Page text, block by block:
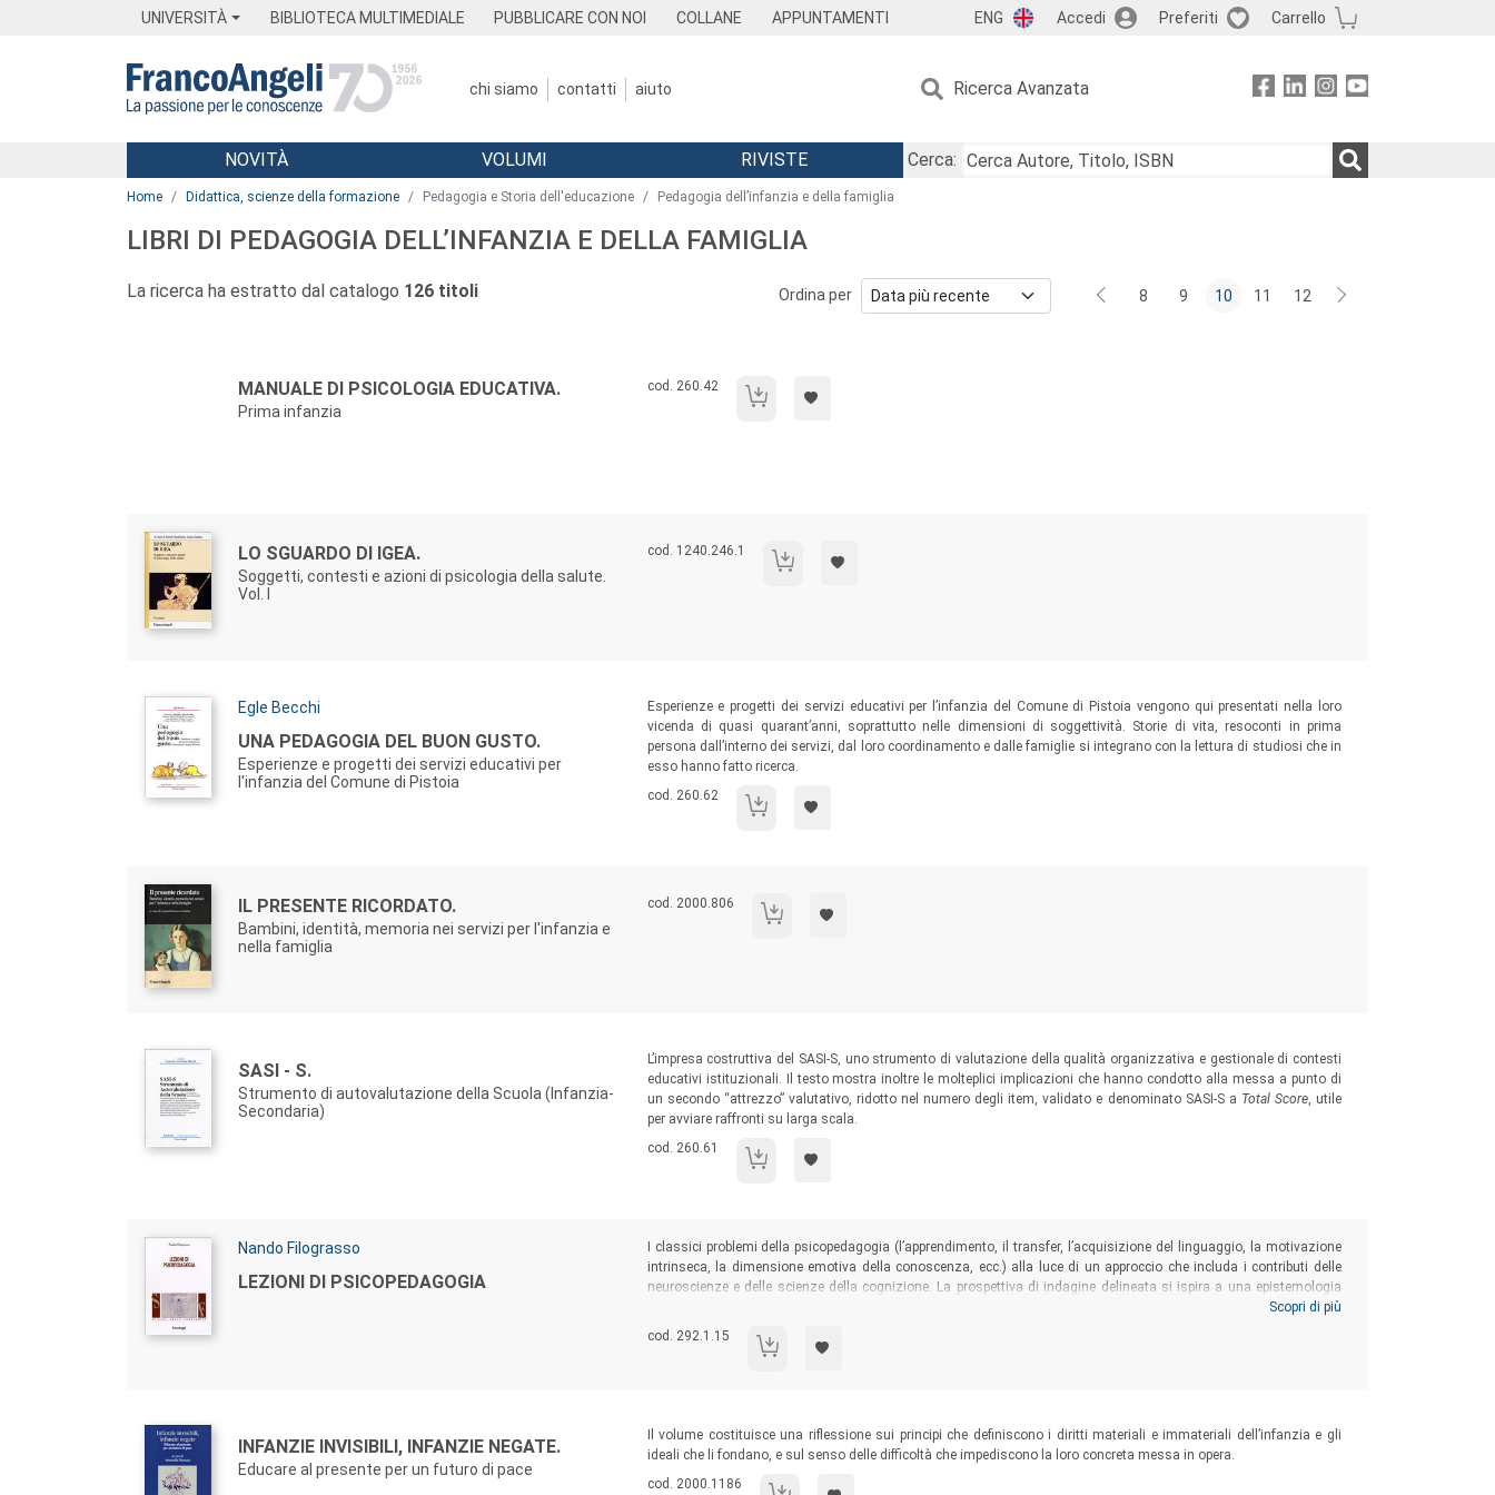
UNIVERSITÀ BIBLIOTECA MULTIMEDIALE PUBBLICARE CON NOI COLLANE APPUNTAMENTI ENG Accedi Preferiti Carrello
chi siamo contatti aiuto Ricerca Avanzata
Menu
NOVITÀ VOLUMI RIVISTE
Cerca:
Home Didattica, scienze della formazione Pedagogia e Storia dell'educazione Pedagogia dell’infanzia e della famiglia
LIBRI DI PEDAGOGIA DELL’INFANZIA E DELLA FAMIGLIA
La ricerca ha estratto dal catalogo 126 titoli Ordina per 8 9 10 11 12
Autori:
Titolo:
MANUALE DI PSICOLOGIA EDUCATIVA.
Prima infanzia
Codice libro:
cod. 260.42 Manuale di psicologia educativa.
Autori:
Titolo:
LO SGUARDO DI IGEA.
Soggetti, contesti e azioni di psicologia della salute.
Vol. I
Codice libro:
cod. 1240.246.1 Lo sguardo di Igea.
Autori:
Egle Becchi
Titolo:
UNA PEDAGOGIA DEL BUON GUSTO.
Esperienze e progetti dei servizi educativi per
l'infanzia del Comune di Pistoia
Sommario:
Esperienze e progetti dei servizi educativi per l’infanzia del Comune di Pistoia vengono qui presentati nella loro
vicenda di quasi quarant’anni, soprattutto nelle dimensioni di soggettività. Storie di vita, resoconti in prima
persona dall’interno dei servizi, dal loro coordinamento e dalle famiglie si integrano con la lettura di studiosi che in
esso hanno fatto ricerca.
Codice libro:
cod. 260.62 Una pedagogia del buon gusto.
Autori:
Titolo:
IL PRESENTE RICORDATO.
Bambini, identità, memoria nei servizi per l'infanzia e
nella famiglia
Codice libro:
cod. 2000.806 Il presente ricordato.
Autori:
Titolo:
SASI - S.
Strumento di autovalutazione della Scuola (Infanzia-
Secondaria)
Sommario:
L’impresa costruttiva del SASI-S, uno strumento di valutazione della qualità organizzativa e gestionale di contesti
educativi istituzionali. Il testo mostra inoltre le molteplici implicazioni che hanno condotto alla messa a punto di
un secondo “attrezzo” valutativo, ridotto nel numero degli item, validato e denominato SASI-S a Total Score, utile
per avviare raffronti su larga scala.
Codice libro:
cod. 260.61 Sasi - S.
Autori:
Nando Filograsso
Titolo:
LEZIONI DI PSICOPEDAGOGIA
Sommario:
I classici problemi della psicopedagogia (l’apprendimento, il transfer, l’acquisizione del linguaggio, la motivazione
intrinseca, la dimensione emotiva della conoscenza, ecc.) alla luce di un approccio che includa i contributi delle
neuroscienze e delle scienze della cognizione. La prospettiva di indagine delineata si ispira a una epistemologia
costruttivistica che collega le ricerche psicogenetiche di Piaget ai più recenti contributi del cognitivismo culturalista
di Bruner.
Scopri di più
Codice libro:
cod. 292.1.15 Lezioni di psicopedagogia
Autori:
Titolo:
INFANZIE INVISIBILI, INFANZIE NEGATE.
Educare al presente per un futuro di pace
Sommario:
Il volume costituisce una riflessione sui principi che definiscono i diritti materiali e immateriali dell’infanzia e gli
ideali che li fondano, e sul senso delle difficoltà che impediscono la loro concreta messa in opera.
Codice libro:
cod. 2000.1186 Infanzie invisibili, infanzie negate.